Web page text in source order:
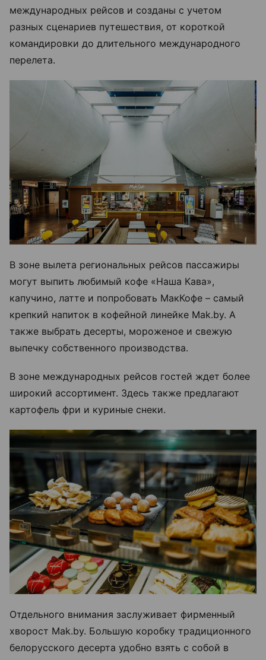
международных рейсов и созданы с учетом
разных сценариев путешествия, от короткой
командировки до длительного международного
перелета.
В зоне вылета региональных рейсов пассажиры
могут выпить любимый кофе «Наша Кава»,
капучино, латте и попробовать МакКофе – самый
крепкий напиток в кофейной линейке Mak.by. А
также выбрать десерты, мороженое и свежую
выпечку собственного производства.
В зоне международных рейсов гостей ждет более
широкий ассортимент. Здесь также предлагают
картофель фри и куриные снеки.
Отдельного внимания заслуживает фирменный
хворост Mak.by. Большую коробку традиционного
белорусского десерта удобно взять с собой в